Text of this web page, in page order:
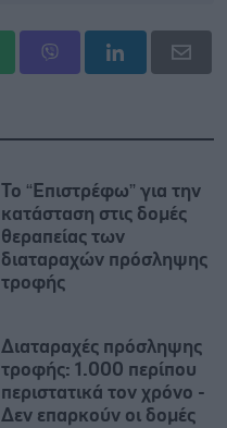
Το “Επιστρέφω” για την
κατάσταση στις δομές
θεραπείας των
διαταραχών πρόσληψης
τροφής
Διαταραχές πρόσληψης
τροφής: 1.000 περίπου
περιστατικά τον χρόνο -
Δεν επαρκούν οι δομές